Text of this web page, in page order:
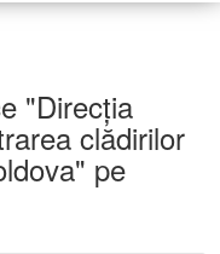
"Direcția
clădirilor
pe